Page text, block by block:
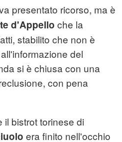
presentato ricorso, ma è
d'Appello che la
stabilito che non è
del
si è chiusa con una
con pena
bistrot torinese di
era finito nell'occhio